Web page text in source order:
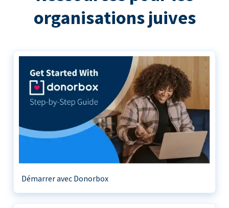
organisations juives
Démarrer avec Donorbox